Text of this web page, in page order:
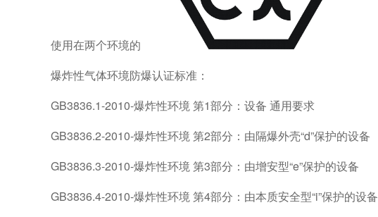
使用在两个环境的
爆炸性气体环境防爆认证标准：
GB3836.1-2010-爆炸性环境 第1部分：设备 通用要求
GB3836.2-2010-爆炸性环境 第2部分：由隔爆外壳“d”保护的设备
GB3836.3-2010-爆炸性环境 第3部分：由增安型“e”保护的设备
GB3836.4-2010-爆炸性环境 第4部分：由本质安全型“i”保护的设备